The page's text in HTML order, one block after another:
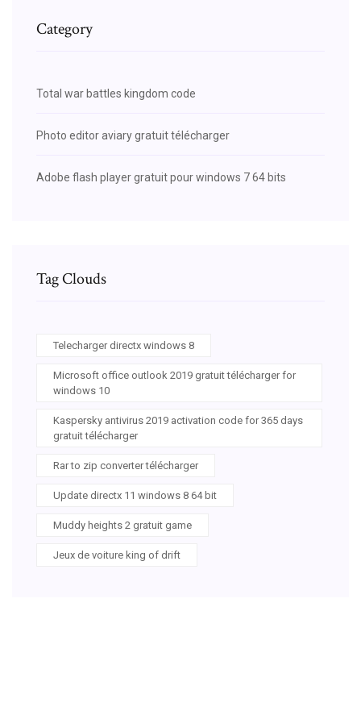
Category
Total war battles kingdom code
Photo editor aviary gratuit télécharger
Adobe flash player gratuit pour windows 7 64 bits
Tag Clouds
Telecharger directx windows 8
Microsoft office outlook 2019 gratuit télécharger for
windows 10
Kaspersky antivirus 2019 activation code for 365 days
gratuit télécharger
Rar to zip converter télécharger
Update directx 11 windows 8 64 bit
Muddy heights 2 gratuit game
Jeux de voiture king of drift